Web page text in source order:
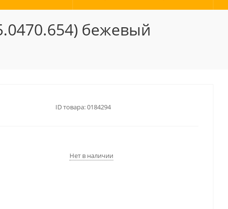
бежевый
ID товара:0184294
Нет в наличии